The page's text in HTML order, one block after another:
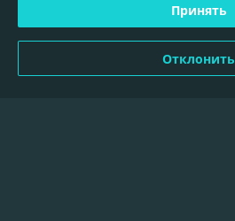
Принять
Отклонить